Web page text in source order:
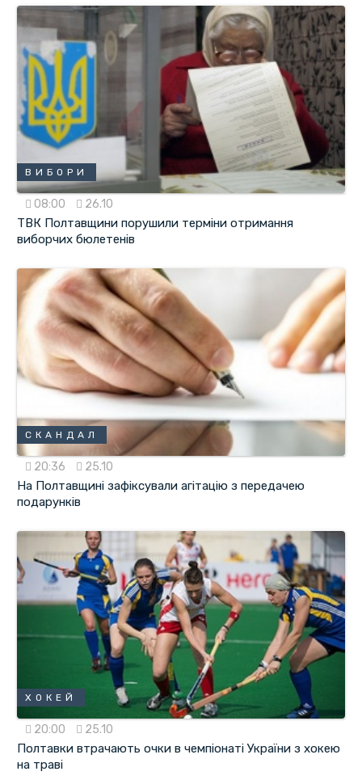
ВИБОРИ
08:00 26.10
ТВК Полтавщини порушили терміни отримання
виборчих бюлетенів
СКАНДАЛ
20:36 25.10
На Полтавщині зафіксували агітацію з передачею
подарунків
ХОКЕЙ
20:00 25.10
Полтавки втрачають очки в чемпіонаті України з хокею
на траві